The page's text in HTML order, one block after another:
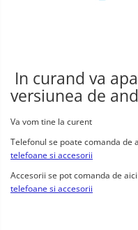
In curand va
versiunea de
Va vom tine la curent
Telefonul se poate comanda de
telefoane si accesorii
Accesorii se pot comanda de
telefoane si accesorii